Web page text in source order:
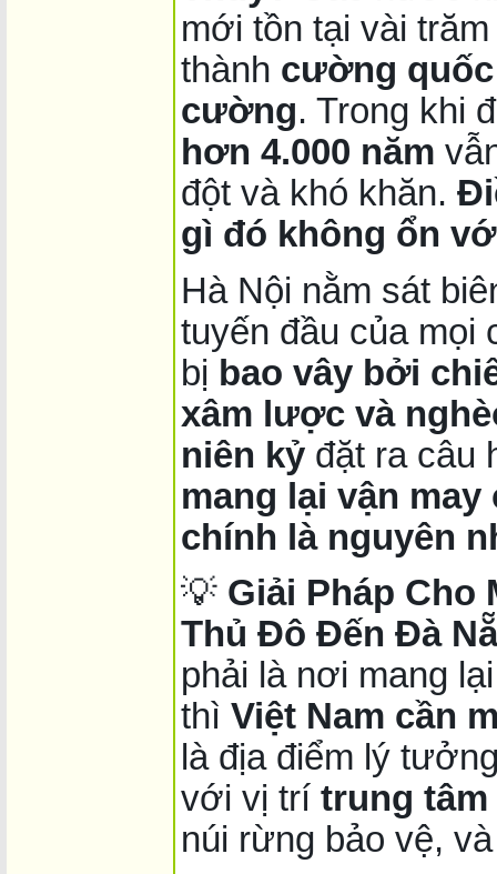
mới tồn tại vài
thành cường quốc
cường. Trong khi
hơn 4.000 năm
đột và khó khăn.
gì đó không ổn
Hà Nội nằm sát
tuyến đầu của mọi
bị bao vây bởi
xâm lược và
niên kỷ đặt ra câu
mang lại vận
chính là nguyên
💡 Giải Pháp Cho
Thủ Đô Đến Đà
phải là nơi mang
thì Việt Nam cần
là địa điểm lý
với vị trí trung
núi rừng bảo vệ,